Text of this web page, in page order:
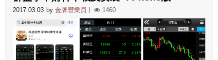
2017.03.03 by 金牌營業員 1460